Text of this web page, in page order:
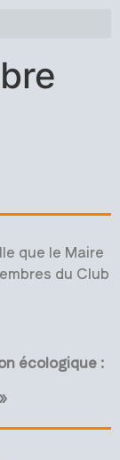
que le Maire
du Club
écologique :